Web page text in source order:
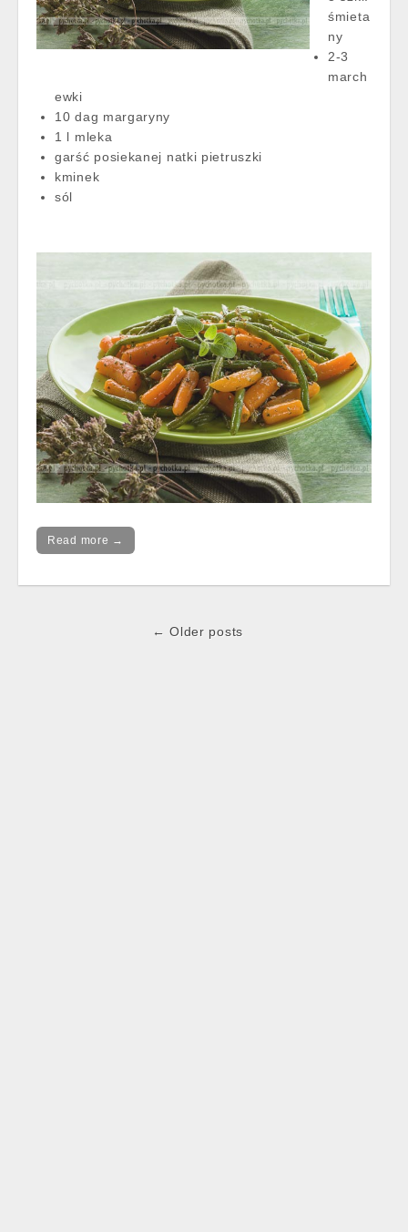
śmieta
ny
2-3
march
ewki
10 dag margaryny
1 l mleka
garść posiekanej natki pietruszki
kminek
sól
Read more →
← Older posts